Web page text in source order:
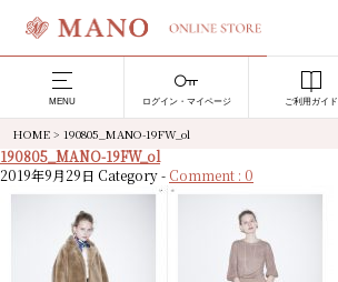
MENU ログイン・マイページ ご利用ガイド
HOME > 190805_MANO-19FW_ol
190805_MANO-19FW_ol
2019年9月29日 Category - Comment : 0